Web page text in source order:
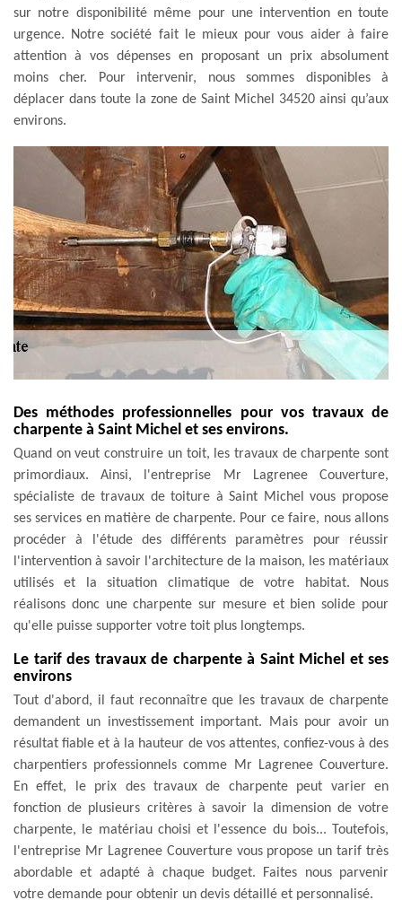
sur notre disponibilité même pour une intervention en toute
urgence. Notre société fait le mieux pour vous aider à faire
attention à vos dépenses en proposant un prix absolument
moins cher. Pour intervenir, nous sommes disponibles à
déplacer dans toute la zone de Saint Michel 34520 ainsi qu’aux
environs.
Des méthodes professionnelles pour vos travaux de
charpente à Saint Michel et ses environs.
Quand on veut construire un toit, les travaux de charpente sont
primordiaux. Ainsi, l'entreprise Mr Lagrenee Couverture,
spécialiste de travaux de toiture à Saint Michel vous propose
ses services en matière de charpente. Pour ce faire, nous allons
procéder à l'étude des différents paramètres pour réussir
l'intervention à savoir l'architecture de la maison, les matériaux
utilisés et la situation climatique de votre habitat. Nous
réalisons donc une charpente sur mesure et bien solide pour
qu'elle puisse supporter votre toit plus longtemps.
Le tarif des travaux de charpente à Saint Michel et ses
environs
Tout d'abord, il faut reconnaître que les travaux de charpente
demandent un investissement important. Mais pour avoir un
résultat fiable et à la hauteur de vos attentes, confiez-vous à des
charpentiers professionnels comme Mr Lagrenee Couverture.
En effet, le prix des travaux de charpente peut varier en
fonction de plusieurs critères à savoir la dimension de votre
charpente, le matériau choisi et l'essence du bois... Toutefois,
l'entreprise Mr Lagrenee Couverture vous propose un tarif très
abordable et adapté à chaque budget. Faites nous parvenir
votre demande pour obtenir un devis détaillé et personnalisé.